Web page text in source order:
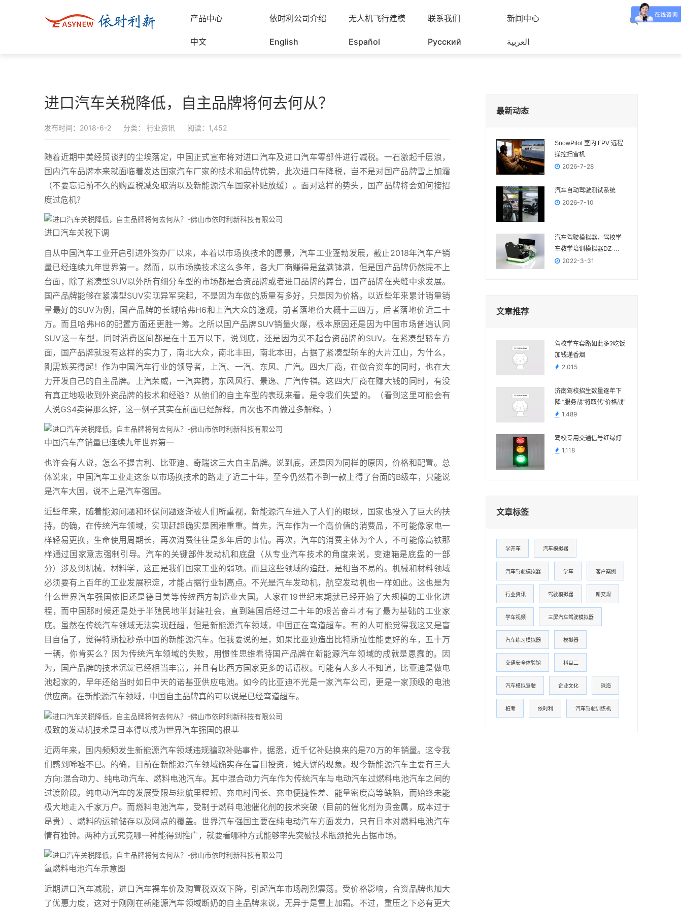
产品中心 依时利公司介绍 无人机飞行建模 联系我们 新闻中心
中文 English Español Русский العربية
进口汽车关税降低，自主品牌将何去何从？
发布时间：2018-6-2 分类： 行业资讯 阅读：1,452
随着近期中美经贸谈判的尘埃落定，中国正式宣布将对进口汽车及进口汽车零部件进行减税。一石激起千层浪，
国内汽车品牌本来就面临着发达国家汽车厂家的技术和品牌优势，此次进口车降税，岂不是对国产品牌雪上加霜
（不要忘记前不久的购置税减免取消以及新能源汽车国家补贴放缓）。面对这样的势头，国产品牌将会如何接招
度过危机？
进口汽车关税下调
自从中国汽车工业开启引进外资办厂以来，本着以市场换技术的愿景，汽车工业蓬勃发展，截止2018年汽车产销
量已经连续九年世界第一。然而，以市场换技术这么多年，各大厂商赚得是盆满钵满，但是国产品牌仍然提不上
台面，除了紧凑型SUV以外所有细分车型的市场都是合资品牌或者进口品牌的舞台，国产品牌在夹缝中求发展。
国产品牌能够在紧凑型SUV实现异军突起，不是因为车做的质量有多好，只是因为价格。以近些年来累计销量销
量最好的SUV为例，国产品牌的长城哈弗H6和上汽大众的途观，前者落地价大概十三四万，后者落地价近二十
万。而且哈弗H6的配置方面还更胜一筹。之所以国产品牌SUV销量火爆，根本原因还是因为中国市场普遍认同
SUV这一车型，同时消费区间都是在十五万以下，说到底，还是因为买不起合资品牌的SUV。在紧凑型轿车方
面，国产品牌就没有这样的实力了，南北大众，南北丰田，南北本田，占据了紧凑型轿车的大片江山，为什么，
刚需族买得起！作为中国汽车行业的领导者，上汽、一汽、东风、广汽。四大厂商，在做合资车的同时，也在大
力开发自己的自主品牌。上汽荣威，一汽奔腾，东风风行、景逸、广汽传祺。这四大厂商在赚大钱的同时，有没
有真正地吸收到外资品牌的技术和经验？从他们的自主车型的表现来看，是令我们失望的。（看到这里可能会有
人说GS4卖得那么好，这一例子其实在前面已经解释，再次也不再做过多解释。）
中国汽车产销量已连续九年世界第一
也许会有人说，怎么不提吉利、比亚迪、奇瑞这三大自主品牌。说到底，还是因为同样的原因，价格和配置。总
体说来，中国汽车工业走这条以市场换技术的路走了近二十年，至今仍然看不到一款上得了台面的B级车，只能说
是汽车大国，说不上是汽车强国。
近些年来，随着能源问题和环保问题逐渐被人们所重视，新能源汽车进入了人们的眼球，国家也投入了巨大的扶
持。的确，在传统汽车领域，实现赶超确实是困难重重。首先，汽车作为一个高价值的消费品，不可能像家电一
样轻易更换，生命使用周期长，再次消费往往是多年后的事情。再次，汽车的消费主体为个人，不可能像高铁那
样通过国家意志强制引导。汽车的关键部件发动机和底盘（从专业汽车技术的角度来说，变速箱是底盘的一部
分）涉及到机械，材料学，这正是我们国家工业的弱项。而且这些领域的追赶，是相当不易的。机械和材料领域
必须要有上百年的工业发展积淀，才能占据行业制高点。不光是汽车发动机，航空发动机也一样如此。这也是为
什么世界汽车强国依旧还是德日美等传统西方制造业大国。人家在19世纪末期就已经开始了大规模的工业化进
程，而中国那时候还是处于半殖民地半封建社会，直到建国后经过二十年的艰苦奋斗才有了最为基础的工业家
底。虽然在传统汽车领域无法实现赶超，但是新能源汽车领域，中国正在弯道超车。有的人可能觉得我这又是盲
目自信了，觉得特斯拉秒杀中国的新能源汽车。但我要说的是，如果比亚迪造出比特斯拉性能更好的车，五十万
一辆，你肯买么？因为传统汽车领域的失败，用惯性思维看待国产品牌在新能源汽车领域的成就是愚蠢的。因
为，国产品牌的技术沉淀已经相当丰富，并且有比西方国家更多的话语权。可能有人多人不知道，比亚迪是做电
池起家的，早年还给当时如日中天的诺基亚供应电池。如今的比亚迪不光是一家汽车公司，更是一家顶级的电池
供应商。在新能源汽车领域，中国自主品牌真的可以说是已经弯道超车。
极致的发动机技术是日本得以成为世界汽车强国的根基
近两年来，国内频频发生新能源汽车领域违规骗取补贴事件，据悉，近千亿补贴换来的是70万的年销量。这令我
们感到唏嘘不已。的确，目前在新能源汽车领域确实存在盲目投资，摊大饼的现象。现今新能源汽车主要有三大
方向:混合动力、纯电动汽车、燃料电池汽车。其中混合动力汽车作为传统汽车与电动汽车过燃料电池汽车之间的
过渡阶段。纯电动汽车的发展受限与续航里程短、充电时间长、充电便捷性差、能量密度高等缺陷，而始终未能
极大地走入千家万户。而燃料电池汽车，受制于燃料电池催化剂的技术突破（目前的催化剂为贵金属，成本过于
昂贵）、燃料的运输储存以及网点的覆盖。世界汽车强国主要在纯电动汽车方面发力，只有日本对燃料电池汽车
情有独钟。两种方式究竟哪一种能得到推广，就要看哪种方式能够率先突破技术瓶颈抢先占据市场。
氢燃料电池汽车示意图
近期进口汽车减税，进口汽车裸车价及购置税双双下降，引起汽车市场剧烈震荡。受价格影响，合资品牌也加大
了优惠力度，这对于刚刚在新能源汽车领域断奶的自主品牌来说，无异于是雪上加霜。不过，重压之下必有更大
最新动态
SnowPilot 室内 FPV 远程
操控扫雪机
2026-7-28
汽车自动驾驶测试系统
2026-7-10
汽车驾驶模拟器，驾校学
车教学培训模拟器DZ-
20222022-3-31
文章推荐
驾校学车套路如此多?吃饭
加钱递香烟
2,015
济南驾校招生数量逐年下
降 “服务战”将取代“价格战”
1,489
驾校专用交通信号红绿灯
1,118
文章标签
学开车 汽车模拟器
汽车驾驶模拟器 学车 客户案例
行业资讯 驾驶模拟器 新交规
学车视频 三屏汽车驾驶模拟器
汽车练习模拟器 模拟器
交通安全体验馆 科目二
汽车模拟驾驶 企业文化 珠海
桩考 依时利 汽车驾驶训练机